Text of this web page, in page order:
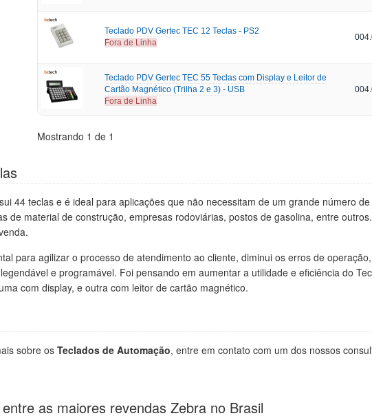
Teclado PDV Gertec TEC 12 Teclas - PS2
Fora de Linha
Teclado PDV Gertec TEC 55 Teclas com Display e Leitor de
Cartão Magnético (Trilha 2 e 3) - USB
Fora de Linha
Mostrando 1 de 1
44 teclas e é ideal para aplicações que não necessitam de um grande número
de material de construção, empresas rodoviárias, postos de gasolina, entre
para agilizar o processo de atendimento ao cliente, diminui os erros de
e programável. Foi pensando em aumentar a utilidade e eficiência do
com display, e outra com leitor de cartão magnético.
sobre osTeclados de Automação, entre em contato com um dos nossos
as maiores revendas Zebra no Brasil